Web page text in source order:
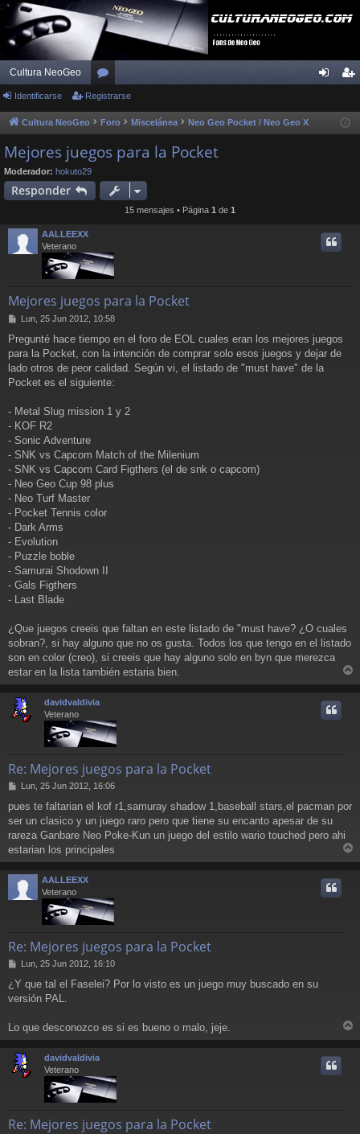
Cultura NeoGeo
or
os ist
Identificarse Registrarse
Cultura NeoGeo Foro Miscelánea Neo Geo Pocket / Neo Geo X
Mejores juegos para la Pocket
Moderador: hokuto29
Responder
15 mensajes • Página 1 de 1
AALLEEXX
Veterano
Mejores juegos para la Pocket
M
n
s
a
Lun, 25 Jun 2012, 10:58
Pregunté hace tiempo en el foro de EOL cuales eran los mejores juegos
para la Pocket, con la intención de comprar solo esos juegos y dejar de
lado otros de peor calidad. Según vi, el listado de "must have" de la
Pocket es el siguiente:
- Metal Slug mission 1 y 2
- KOF R2
- Sonic Adventure
- SNK vs Capcom Match of the Milenium
- SNK vs Capcom Card Figthers (el de snk o capcom)
- Neo Geo Cup 98 plus
- Neo Turf Master
- Pocket Tennis color
- Dark Arms
- Evolution
- Puzzle boble
- Samurai Shodown II
- Gals Figthers
- Last Blade
¿Que juegos creeis que faltan en este listado de "must have? ¿O cuales
sobran?, si hay alguno que no os gusta. Todos los que tengo en el listado
son en color (creo), si creeis que hay alguno solo en byn que merezca
estar en la lista también estaria bien.
r
davidvaldivia
Veterano
Re: Mejores juegos para la Pocket
M
n
s
a
Lun, 25 Jun 2012, 16:06
pues te faltarian el kof r1,samuray shadow 1,baseball stars,el pacman por
ser un clasico y un juego raro pero que tiene su encanto apesar de su
rareza Ganbare Neo Poke-Kun un juego del estilo wario touched pero ahi
estarian los principales
r
AALLEEXX
Veterano
Re: Mejores juegos para la Pocket
M
n
s
j
Lun, 25 Jun 2012, 16:10
¿Y que tal el Faselei? Por lo visto es un juego muy buscado en su
versión PAL.
Lo que desconozco es si es bueno o malo, jeje.
r
davidvaldivia
Veterano
Re: Mejores juegos para la Pocket